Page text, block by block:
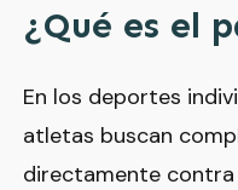
¿Qué es el
En los deportes
atletas buscan
directamente contra